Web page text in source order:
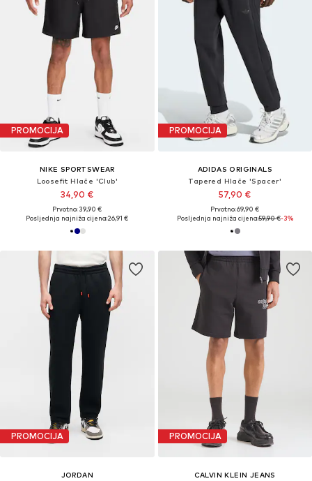
PROMOCIJA
NIKE SPORTSWEAR
Loosefit Hlače 'Club'
34,90 €
Prvotno: 39,90 €
Posljednja najniža cijena:26,91 €
PROMOCIJA
ADIDAS ORIGINALS
Tapered Hlače 'Spacer'
57,90 €
Prvotno: 69,90 €
Posljednja najniža cijena:59,90 €-3%
PROMOCIJA
JORDAN
PROMOCIJA
CALVIN KLEIN JEANS